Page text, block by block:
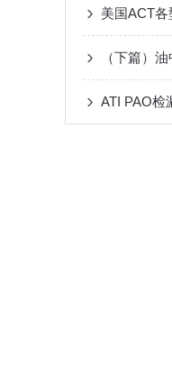
美国ACT
（下篇）
ATI PAO检